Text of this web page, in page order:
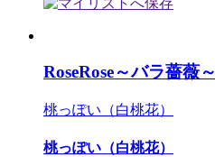
RoseRose～バラ薔薇～
桃っぽい（白桃花）
桃っぽい（白桃花）